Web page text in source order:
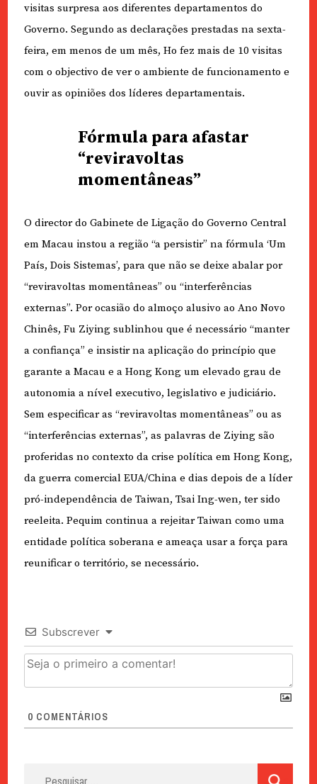
visitas surpresa aos diferentes departamentos do
Governo. Segundo as declarações prestadas na sexta-
feira, em menos de um mês, Ho fez mais de 10 visitas
com o objectivo de ver o ambiente de funcionamento e
ouvir as opiniões dos líderes departamentais.
Fórmula para afastar
“reviravoltas
momentâneas”
O director do Gabinete de Ligação do Governo Central
em Macau instou a região “a persistir” na fórmula ‘Um
País, Dois Sistemas’, para que não se deixe abalar por
“reviravoltas momentâneas” ou “interferências
externas”. Por ocasião do almoço alusivo ao Ano Novo
Chinês, Fu Ziying sublinhou que é necessário “manter
a confiança” e insistir na aplicação do princípio que
garante a Macau e a Hong Kong um elevado grau de
autonomia a nível executivo, legislativo e judiciário.
Sem especificar as “reviravoltas momentâneas” ou as
“interferências externas”, as palavras de Ziying são
proferidas no contexto da crise política em Hong Kong,
da guerra comercial EUA/China e dias depois de a líder
pró-independência de Taiwan, Tsai Ing-wen, ter sido
reeleita. Pequim continua a rejeitar Taiwan como uma
entidade política soberana e ameaça usar a força para
reunificar o território, se necessário.
Subscrever
0 COMENTÁRIOS